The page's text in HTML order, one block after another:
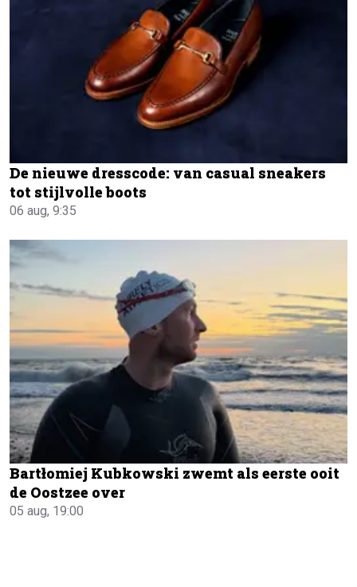
De nieuwe dresscode: van casual sneakers
tot stijlvolle boots
06 aug, 9:35
Bartłomiej Kubkowski zwemt als eerste ooit
de Oostzee over
05 aug, 19:00